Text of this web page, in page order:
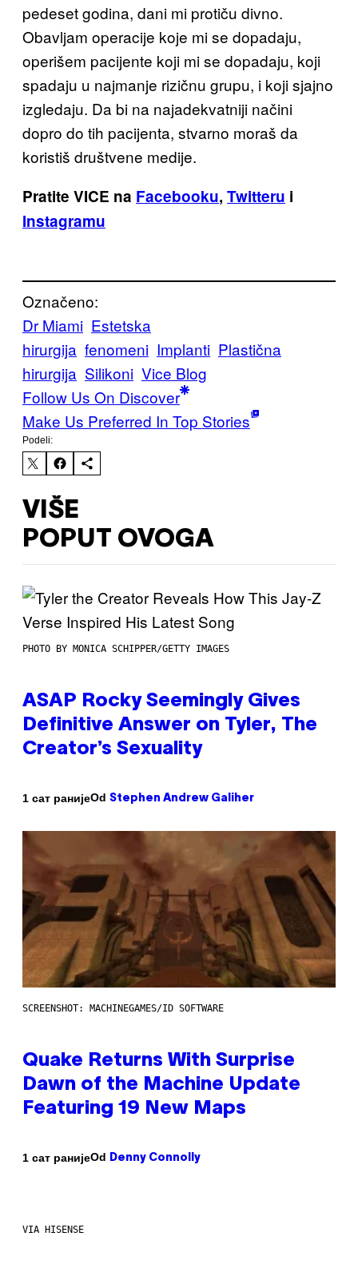
pedeset godina, dani mi protiču divno.
Obavljam operacije koje mi se dopadaju,
operišem pacijente koji mi se dopadaju, koji
spadaju u najmanje rizičnu grupu, i koji sjajno
izgledaju. Da bi na najadekvatniji načini
dopro do tih pacijenta, stvarno moraš da
koristiš društvene medije.
Pratite VICE na Facebooku, Twitteru i
Instagramu
Označeno:
Dr Miami Estetska
hirurgija fenomeni Implanti Plastična
hirurgija Silikoni Vice Blog
Follow Us On Discover
Make Us Preferred In Top Stories
Podeli:
VIŠE
POPUT OVOGA
PHOTO BY MONICA SCHIPPER/GETTY IMAGES
ASAP Rocky Seemingly Gives
Definitive Answer on Tyler, The
Creator’s Sexuality
1 сат ранијеOd Stephen Andrew Galiher
SCREENSHOT: MACHINEGAMES/ID SOFTWARE
Quake Returns With Surprise
Dawn of the Machine Update
Featuring 19 New Maps
1 сат ранијеOd Denny Connolly
VIA HISENSE